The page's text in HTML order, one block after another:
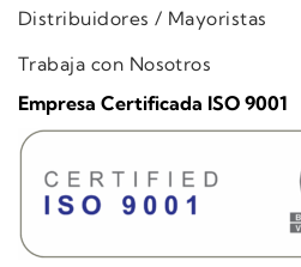
Distribuidores / Mayoristas
Trabaja con Nosotros
Empresa Certificada ISO 9001